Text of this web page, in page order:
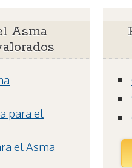
Asma
para el
el Asma